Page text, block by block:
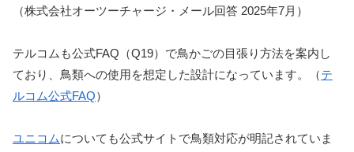
（株式会社オーツーチャージ・メール回答 2025年7月）
テルコムも公式FAQ（Q19）で鳥かごの目張り方法を案内し
ており、鳥類への使用を想定した設計になっています。（テ
ルコム公式FAQ）
ユニコムについても公式サイトで鳥類対応が明記されていま